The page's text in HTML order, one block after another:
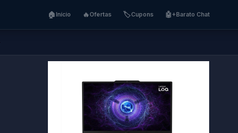
🏠 Início 🔥 Ofertas 🏷️Cupons 🤖+Barato Chat